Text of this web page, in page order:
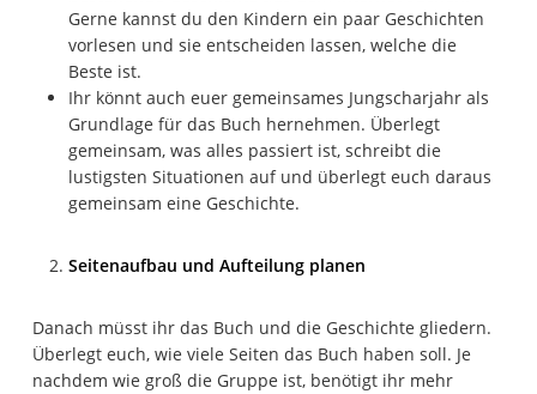
Gerne kannst du den Kindern ein paar Geschichten
vorlesen und sie entscheiden lassen, welche die
Beste ist.
Ihr könnt auch euer gemeinsames Jungscharjahr als
Grundlage für das Buch hernehmen. Überlegt
gemeinsam, was alles passiert ist, schreibt die
lustigsten Situationen auf und überlegt euch daraus
gemeinsam eine Geschichte.
Seitenaufbau und Aufteilung planen
Danach müsst ihr das Buch und die Geschichte gliedern.
Überlegt euch, wie viele Seiten das Buch haben soll. Je
nachdem wie groß die Gruppe ist, benötigt ihr mehr